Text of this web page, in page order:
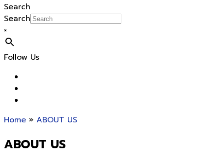
Search
Search
×
Follow Us
Home » ABOUT US
ABOUT US